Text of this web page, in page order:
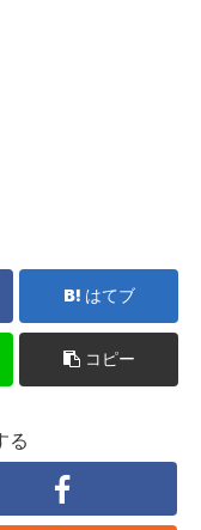
はてブ
コピー
る